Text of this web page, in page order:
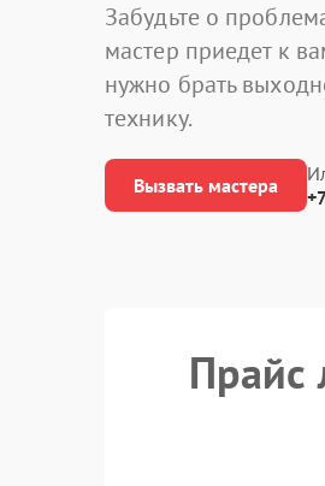
Забудьте о
мастер приедет к
нужно брать
технику.
Вызвать мастера
Прайс